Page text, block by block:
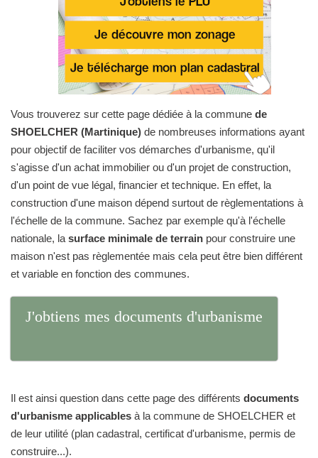
Vous trouverez sur cette page dédiée à la commune de
SHOELCHER (Martinique) de nombreuses informations ayant
pour objectif de faciliter vos démarches d'urbanisme, qu'il
s'agisse d'un achat immobilier ou d'un projet de construction,
d'un point de vue légal, financier et technique. En effet, la
construction d'une maison dépend surtout de règlementations à
l'échelle de la commune. Sachez par exemple qu'à l'échelle
nationale, la surface minimale de terrain pour construire une
maison n'est pas règlementée mais cela peut être bien différent
et variable en fonction des communes.
J'obtiens mes documents d'urbanisme
Il est ainsi question dans cette page des différents documents
d'urbanisme applicables à la commune de SHOELCHER et
de leur utilité (plan cadastral, certificat d'urbanisme, permis de
construire...).